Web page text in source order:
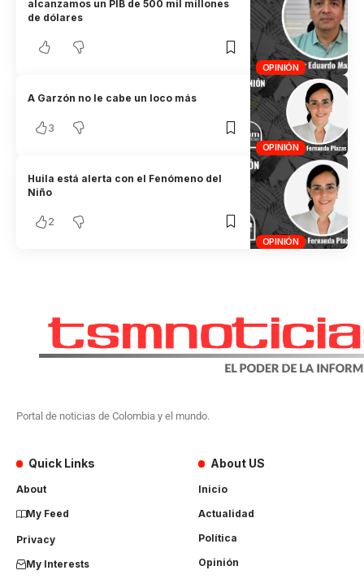
OPINIÓN
alcanzamos un PIB de 500 mil millones
de dólares
OPINIÓN
A Garzón no le cabe un loco más
3
OPINIÓN
Huila está alerta con el Fenómeno del
Niño
2
Portal de noticias de Colombia y el mundo.
Quick Links
About
My Feed
Privacy
My Interests
About US
Inicio
Actualidad
Política
Opinión